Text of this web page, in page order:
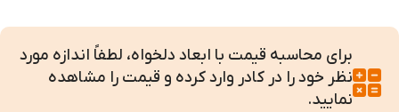
برای محاسبه قیمت با ابعاد دلخواه، لطفاً اندازه مورد
نظر خود را در کادر وارد کرده و قیمت را مشاهده
نمایید.